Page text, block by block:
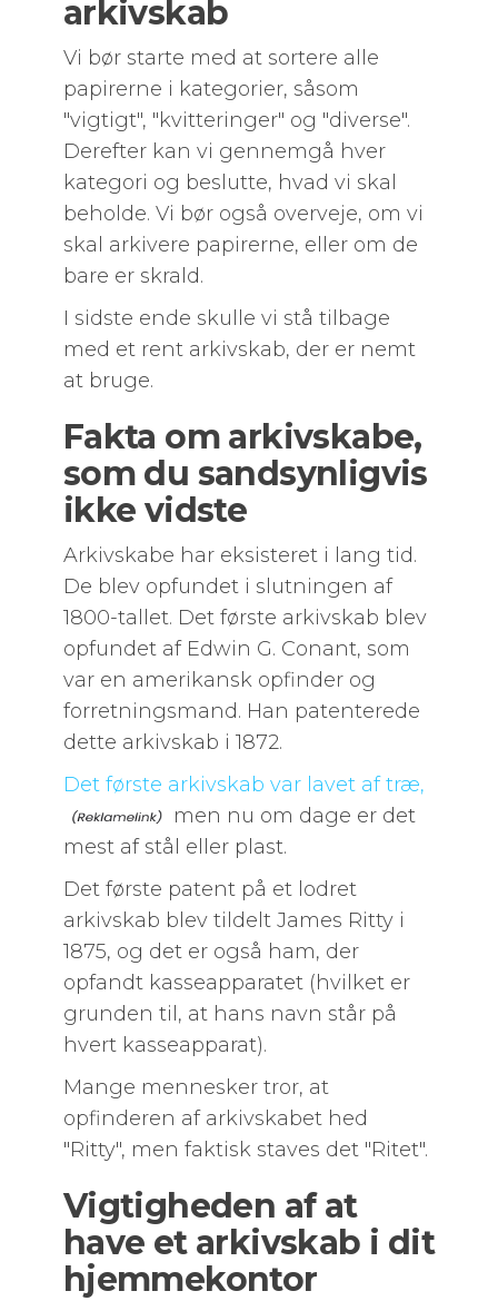
arkivskab
Vi bør starte med at sortere alle
papirerne i kategorier, såsom
"vigtigt", "kvitteringer" og "diverse".
Derefter kan vi gennemgå hver
kategori og beslutte, hvad vi skal
beholde. Vi bør også overveje, om vi
skal arkivere papirerne, eller om de
bare er skrald.
I sidste ende skulle vi stå tilbage
med et rent arkivskab, der er nemt
at bruge.
Fakta om arkivskabe,
som du sandsynligvis
ikke vidste
Arkivskabe har eksisteret i lang tid.
De blev opfundet i slutningen af
1800-tallet. Det første arkivskab blev
opfundet af Edwin G. Conant, som
var en amerikansk opfinder og
forretningsmand. Han patenterede
dette arkivskab i 1872.
Det første arkivskab var lavet af træ,
men nu om dage er det
mest af stål eller plast.
Det første patent på et lodret
arkivskab blev tildelt James Ritty i
1875, og det er også ham, der
opfandt kasseapparatet (hvilket er
grunden til, at hans navn står på
hvert kasseapparat).
Mange mennesker tror, at
opfinderen af arkivskabet hed
"Ritty", men faktisk staves det "Ritet".
Vigtigheden af at
have et arkivskab i dit
hjemmekontor